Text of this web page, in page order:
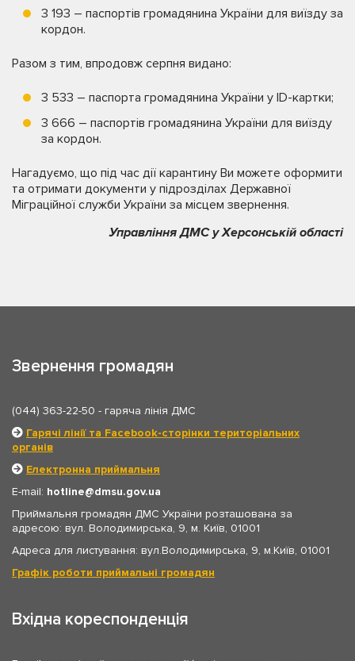
3 193 – паспортів громадянина України для виїзду за
кордон.
Разом з тим, впродовж серпня видaнo:
3 533 – паспорта громадянина України у ID-картки;
3 666 – паспортів громадянина України для виїзду
за кордон.
Нагадуємо, що під час дії карантину Ви можете оформити
та отримати документи у підрозділах Державної
Міграційної служби України за місцем звернення.
Управління ДМС у Херсонській області
Звернення громадян
(044) 363-22-50 - гаряча лінія ДМС
Гарячі лінії та Facebook-сторінки територіальних
органів
Електронна приймальня
E-mail: hotline
dmsu.gov.ua
Приймальня громадян ДМС України розташована за
адресою: вул. Володимирська, 9, м. Київ, 01001
Адреса для листування: вул.Володимирська, 9, м.Київ, 01001
Графік роботи приймальні громадян
Вхідна кореспонденція